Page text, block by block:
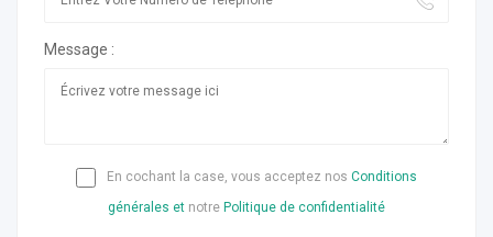
Message :
En cochant la case, vous acceptez nos Conditions
générales et notre Politique de confidentialité